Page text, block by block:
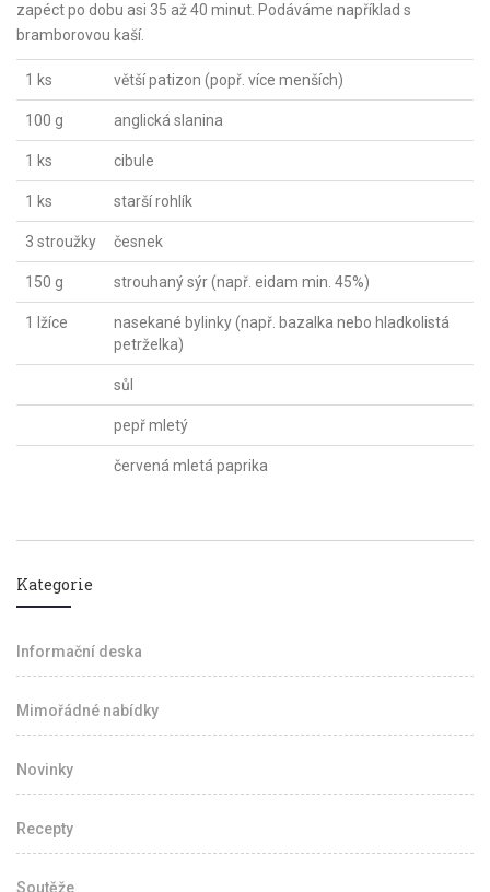
zapéct po dobu asi 35 až 40 minut. Podáváme například s
bramborovou kaší.
1 ks větší patizon (popř. více menších)
100 g anglická slanina
1 ks cibule
1 ks starší rohlík
3 stroužky česnek
150 g strouhaný sýr (např. eidam min. 45%)
1 lžíce
nasekané bylinky (např. bazalka nebo hladkolistá
petrželka)
sůl
pepř mletý
červená mletá paprika
Kategorie
Informační deska
Mimořádné nabídky
Novinky
Recepty
Soutěže